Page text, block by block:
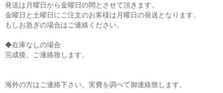
発送は月曜日から金曜日の間とさせて頂きます。
金曜日と土曜日にご注文のお客様は月曜日の発送となります。
もしお急ぎの場合はご連絡ください。
◆在庫なしの場合
完成後、ご連絡致します。
海外の方はご連絡下さい。実費を調べて御連絡致します。